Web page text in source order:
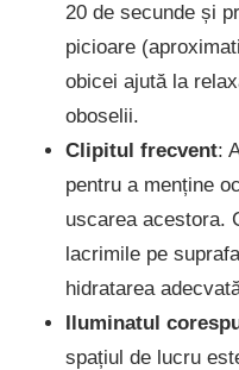
20 de secunde și
picioare
obicei ajută la
oboselii.
Clipitul frecvent:
pentru a menține
uscarea acestora.
lacrimile pe
hidratarea
Iluminatul
spațiul de lucru